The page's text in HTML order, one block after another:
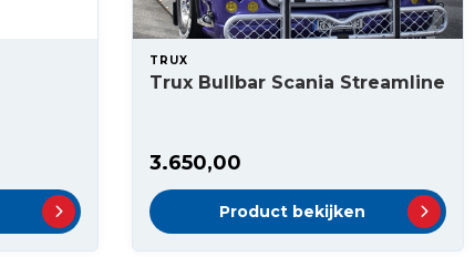
TRUX
Trux Bullbar Scania Streamline
3.650,00
Product bekijken